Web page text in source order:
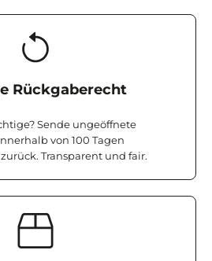
Rückgaberecht
Sende ungeöffnete
von 100 Tagen
Transparent und fair.